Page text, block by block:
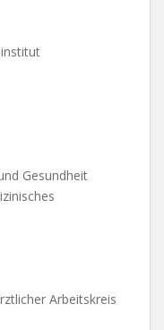
Gesundheit
Arbeitskreis